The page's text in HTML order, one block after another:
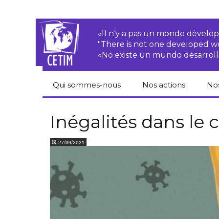
«Il n‘y a pas un monde
"There is not one developed
«No existe un mundo
Qui sommes-nous
Équipe
Rapports d’activités
Statuts
Nos actions
paysan.nes
Justice
environnementale
Droits économiques,
Inégalités dans le
27/09/2021